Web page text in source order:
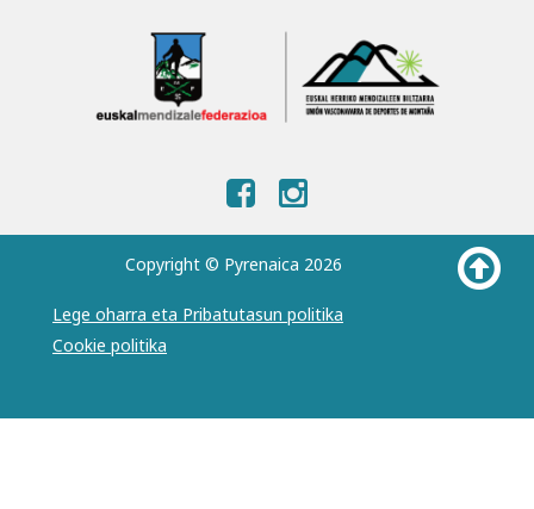
Copyright © Pyrenaica 2026
Lege oharra eta Pribatutasun politika
Cookie politika